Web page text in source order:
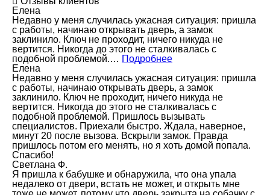
Елена
Недавно у меня случилась ужасная ситуация: пришла
с работы, начинаю открывать дверь, а замок
заклинило. Ключ не проходит, ничего никуда не
вертится. Никогда до этого не сталкивалась с
подобной проблемой.… Подробнее
Елена
Недавно у меня случилась ужасная ситуация: пришла
с работы, начинаю открывать дверь, а замок
заклинило. Ключ не проходит, ничего никуда не
вертится. Никогда до этого не сталкивалась с
подобной проблемой. Пришлось вызывать
специалистов. Приехали быстро. Ждала, наверное,
минут 20 после вызова. Вскрыли замок. Правда
пришлось потом его менять, но я хоть домой попала.
Спасибо!
Светлана Ф.
Я пришла к бабушке и обнаружила, что она упала
недалеко от двери, встать не может, и открыть мне